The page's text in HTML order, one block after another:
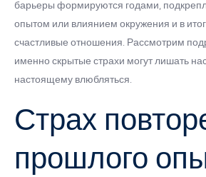
барьеры формируются годами,
опытом или влиянием окружения и в
счастливые отношения. Рассмотрим
именно скрытые страхи могут лишать
настоящему влюбляться.
Страх
прошлого